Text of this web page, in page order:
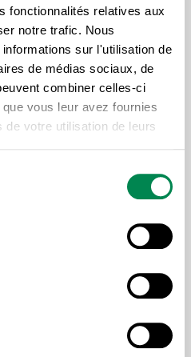
fonctionnalités relatives aux
notre trafic. Nous
sur l'utilisation de
de médias sociaux, de
combiner celles-ci
vous leur avez fournies
votre utilisation de leurs
droits des